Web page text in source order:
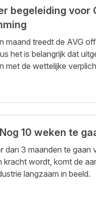
begeleiding voor
maand treedt de AVG
het is belangrijk dat
met de wettelijke
10 weken te
dan 3 maanden te gaan
kracht wordt, komt de
langzaam in beeld.